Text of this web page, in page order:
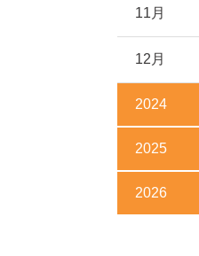
11月
12月
2024
2025
2026